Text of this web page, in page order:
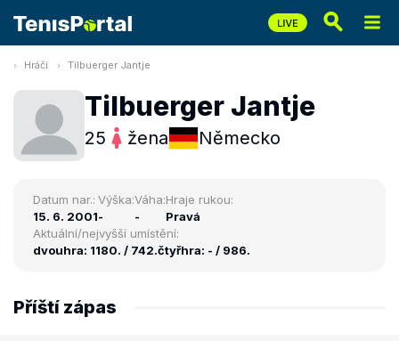
Hráči Tilbuerger Jantje
Tilbuerger Jantje
25 žena Německo
Datum nar.:
15. 6. 2001
Výška:
-
Váha:
-
Hraje rukou:
Pravá
Aktuální/nejvyšší umístění:
dvouhra: 1180. / 742.čtyřhra: - / 986.
Příští zápas